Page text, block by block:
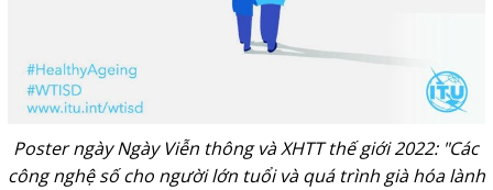
Poster ngày Ngày Viễn thông và XHTT thế giới 2022: "Các
công nghệ số cho người lớn tuổi và quá trình già hóa lành